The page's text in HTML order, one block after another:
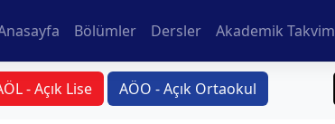
Bölümler Dersler Akademik Takvim
- Açık Lise AÖO - Açık Ortaokul